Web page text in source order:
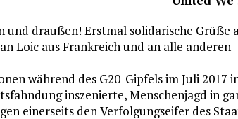
draußen! Erstmal solidarische Grüße
Loic aus Frankreich und an alle anderen
während des G20-Gipfels im Juli 2017
inszenierte, Menschenjagd in
einerseits den Verfolgungseifer des